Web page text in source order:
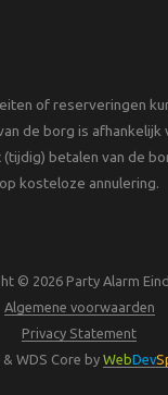
of reserveringen
de borg is afhankelijk
betalen van de
op kosteloze annulering.
© 2026 Party Alarm
Algemene voorwaarden
Privacy Statement
WDS Core by WebDev